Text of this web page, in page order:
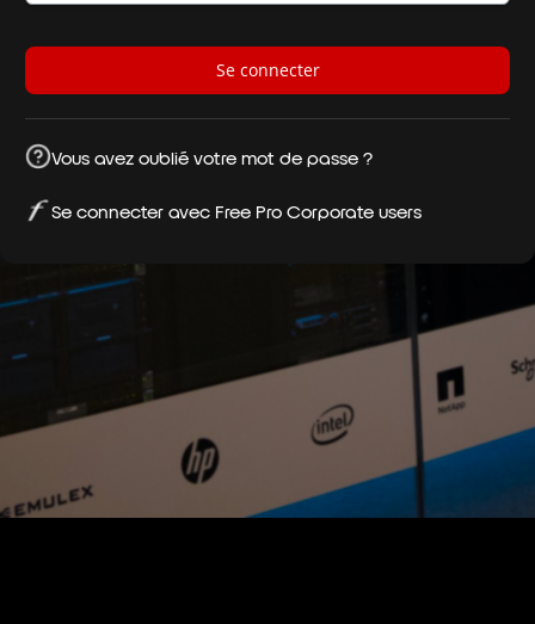
Vous avez oublié votre mot de passe ?
Se connecter avec Free Pro Corporate users